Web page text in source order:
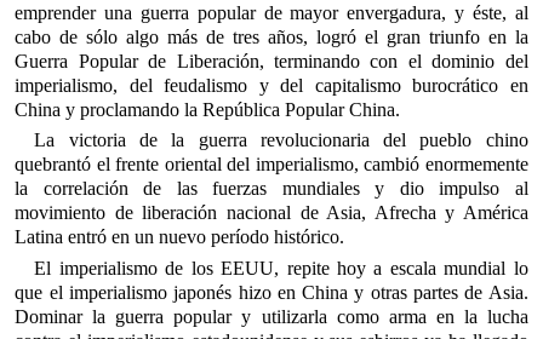
emprender una guerra popular de mayor envergadura, y éste, al
cabo de sólo algo más de tres años, logró el gran triunfo en la
Guerra Popular de Liberación, terminando con el dominio del
imperialismo, del feudalismo y del capitalismo burocrático en
China y proclamando la República Popular China.
La victoria de la guerra revolucionaria del pueblo chino
quebrantó el frente oriental del imperialismo, cambió enormemente
la correlación de las fuerzas mundiales y dio impulso al
movimiento de liberación nacional de Asia, Afrecha y América
Latina entró en un nuevo período histórico.
El imperialismo de los EEUU, repite hoy a escala mundial lo
que el imperialismo japonés hizo en China y otras partes de Asia.
Dominar la guerra popular y utilizarla como arma en la lucha